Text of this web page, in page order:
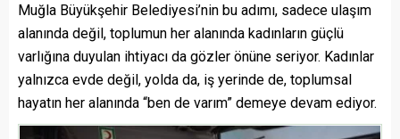
Muğla Büyükşehir Belediyesi’nin bu adımı, sadece ulaşım
alanında değil, toplumun her alanında kadınların güçlü
varlığına duyulan ihtiyacı da gözler önüne seriyor. Kadınlar
yalnızca evde değil, yolda da, iş yerinde de, toplumsal
hayatın her alanında “ben de varım” demeye devam ediyor.